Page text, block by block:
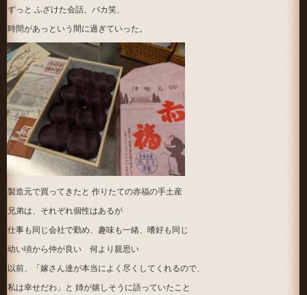
ずっと ふざけた会話、バカ笑、
時間があっという間に過ぎていった。
製造元で買ってきたと 作りたての赤福の手土産
兄弟は、それぞれ個性はあるが
仕事も同じ会社で勤め、趣味も一緒、嗜好も同じ
幼い頃から仲が良い 何より親思い
以前、「嫁さん達が本当によく尽くしてくれるので、
私は幸せだわ」と 姉が嬉しそうに語っていたこと